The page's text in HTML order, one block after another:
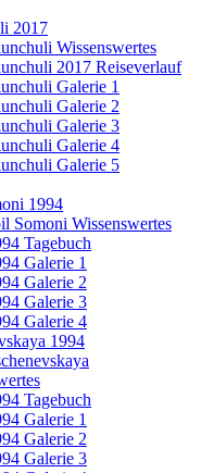
2017
Wissenswertes
2017 Reiseverlauf
Galerie 1
Galerie 2
Galerie 3
Galerie 4
Galerie 5
1994
Somoni Wissenswertes
Tagebuch
Galerie 1
Galerie 2
Galerie 3
Galerie 4
1994
Tagebuch
Galerie 1
Galerie 2
Galerie 3